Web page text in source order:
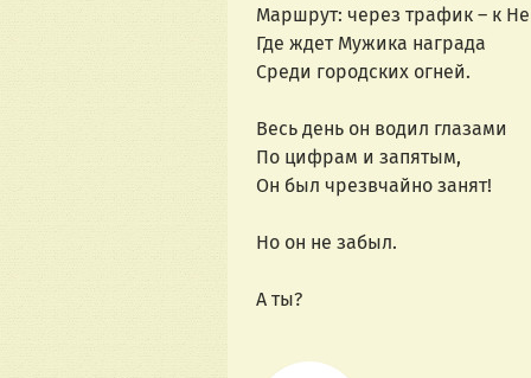
Маршрут: через трафик – к
Где ждет Мужика награда
Среди городских огней.
Весь день он водил глазами
По цифрам и запятым,
Он был чрезвчайно занят!
Но он не забыл.
А ты?